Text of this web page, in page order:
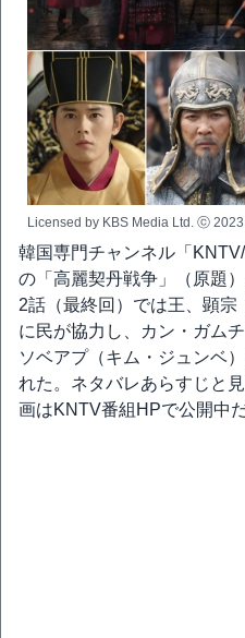
Licensed by KBS Media Ltd. ⓒ
韓国専門チャンネル「
の「高麗契丹戦争」（原題
2話（最終回）では王、顕
に民が協力し、カン・ガム
ソベアプ（キム・ジュンベ
れた。ネタバレあらすじと
画はKNTV番組HPで公開中だ